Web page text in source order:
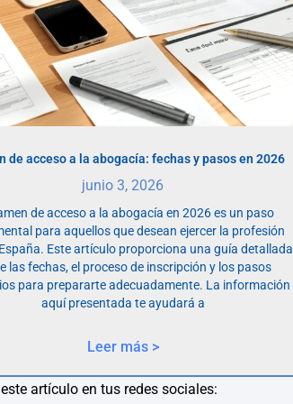
de acceso a la abogacía: fechas y pasos en 2026
junio 3, 2026
de acceso a la abogacía en 2026 es un paso
para aquellos que desean ejercer la profesión
Este artículo proporciona una guía detallada
las fechas, el proceso de inscripción y los pasos
para prepararte adecuadamente. La información
aquí presentada te ayudará a
Leer más >
artículo en tus redes sociales: